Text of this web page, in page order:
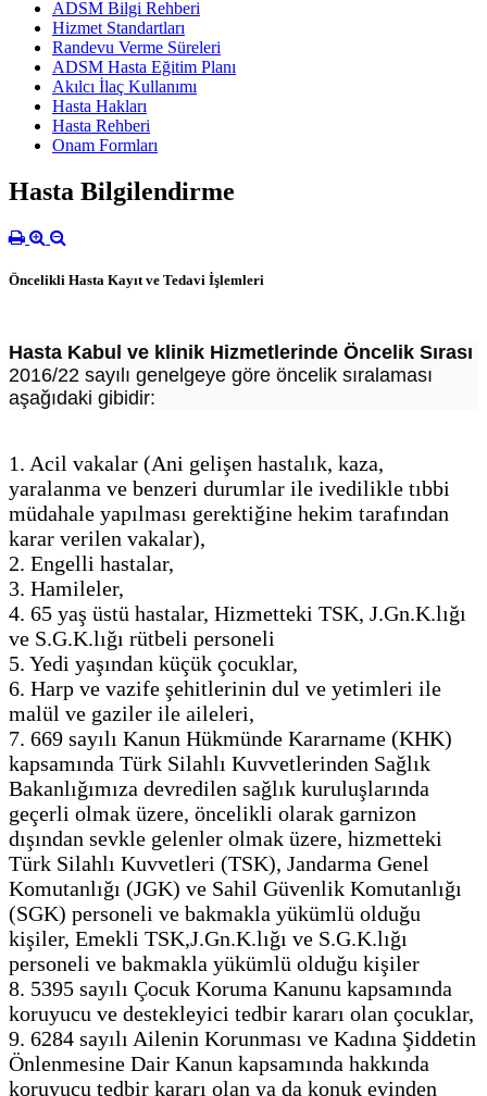
ADSM Bilgi Rehberi
Hizmet Standartları
Randevu Verme Süreleri
ADSM Hasta Eğitim Planı
Akılcı İlaç Kullanımı
Hasta Hakları
Hasta Rehberi
Onam Formları
Hasta Bilgilendirme
Öncelikli Hasta Kayıt ve Tedavi İşlemleri
Hasta Kabul ve klinik Hizmetlerinde Öncelik Sırası
2016/22 sayılı genelgeye göre öncelik sıralaması
aşağıdaki gibidir:
1. Acil vakalar (Ani gelişen hastalık, kaza,
yaralanma ve benzeri durumlar ile ivedilikle tıbbi
müdahale yapılması gerektiğine hekim tarafından
karar verilen vakalar),
2. Engelli hastalar,
3. Hamileler,
4. 65 yaş üstü hastalar, Hizmetteki TSK, J.Gn.K.lığı
ve S.G.K.lığı rütbeli personeli
5. Yedi yaşından küçük çocuklar,
6. Harp ve vazife şehitlerinin dul ve yetimleri ile
malül ve gaziler ile aileleri,
7. 669 sayılı Kanun Hükmünde Kararname (KHK)
kapsamında Türk Silahlı Kuvvetlerinden Sağlık
Bakanlığımıza devredilen sağlık kuruluşlarında
geçerli olmak üzere, öncelikli olarak garnizon
dışından sevkle gelenler olmak üzere, hizmetteki
Türk Silahlı Kuvvetleri (TSK), Jandarma Genel
Komutanlığı (JGK) ve Sahil Güvenlik Komutanlığı
(SGK) personeli ve bakmakla yükümlü olduğu
kişiler, Emekli TSK,J.Gn.K.lığı ve S.G.K.lığı
personeli ve bakmakla yükümlü olduğu kişiler
8. 5395 sayılı Çocuk Koruma Kanunu kapsamında
koruyucu ve destekleyici tedbir kararı olan çocuklar,
9. 6284 sayılı Ailenin Korunması ve Kadına Şiddetin
Önlenmesine Dair Kanun kapsamında hakkında
koruyucu tedbir kararı olan ya da konuk evinden